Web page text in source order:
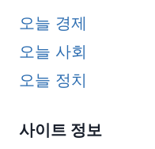
오늘 경제
오늘 사회
오늘 정치
사이트 정보